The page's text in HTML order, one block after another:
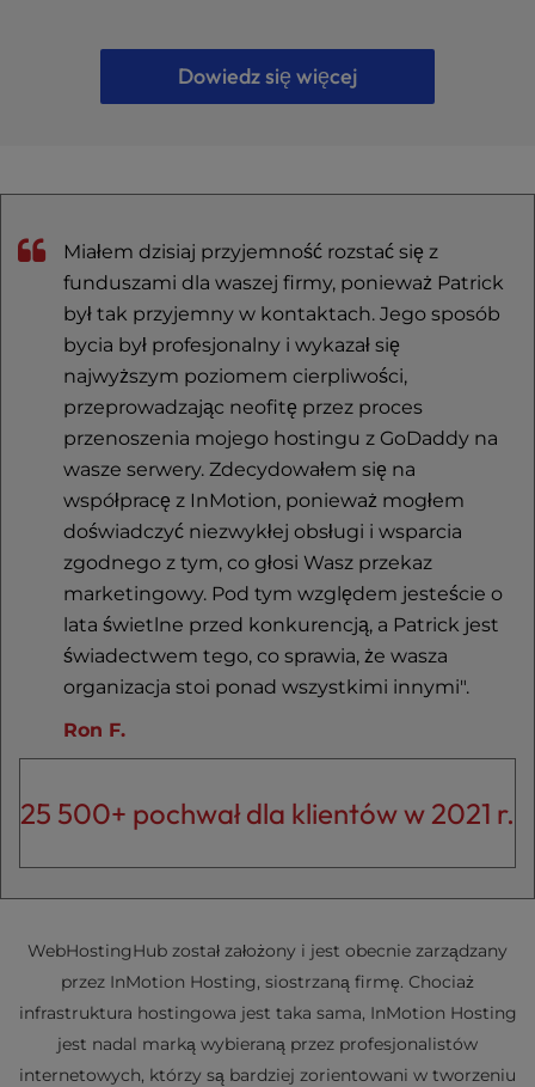
Dowiedz się więcej
Miałem dzisiaj przyjemność rozstać się z
funduszami dla waszej firmy, ponieważ Patrick
był tak przyjemny w kontaktach. Jego sposób
bycia był profesjonalny i wykazał się
najwyższym poziomem cierpliwości,
przeprowadzając neofitę przez proces
przenoszenia mojego hostingu z GoDaddy na
wasze serwery. Zdecydowałem się na
współpracę z InMotion, ponieważ mogłem
doświadczyć niezwykłej obsługi i wsparcia
zgodnego z tym, co głosi Wasz przekaz
marketingowy. Pod tym względem jesteście o
lata świetlne przed konkurencją, a Patrick jest
świadectwem tego, co sprawia, że wasza
organizacja stoi ponad wszystkimi innymi".
Ron F.
25 500+ pochwał dla klientów w 2021 r.
WebHostingHub został założony i jest obecnie zarządzany
przez InMotion Hosting, siostrzaną firmę. Chociaż
infrastruktura hostingowa jest taka sama, InMotion Hosting
jest nadal marką wybieraną przez profesjonalistów
internetowych, którzy są bardziej zorientowani w tworzeniu